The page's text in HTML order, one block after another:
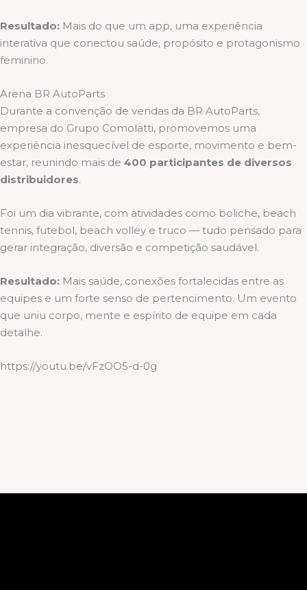
Resultado: Mais do que um app, uma experiência
interativa que conectou saúde, propósito e protagonismo
feminino.
Arena BR AutoParts
Durante a convenção de vendas da BR AutoParts,
empresa do Grupo Comolatti, promovemos uma
experiência inesquecível de esporte, movimento e bem-
estar, reunindo mais de 400 participantes de diversos
distribuidores.
Foi um dia vibrante, com atividades como boliche, beach
tennis, futebol, beach volley e truco — tudo pensado para
gerar integração, diversão e competição saudável.
Resultado: Mais saúde, conexões fortalecidas entre as
equipes e um forte senso de pertencimento. Um evento
que uniu corpo, mente e espírito de equipe em cada
detalhe.
https://youtu.be/vFzOO5-d-0g